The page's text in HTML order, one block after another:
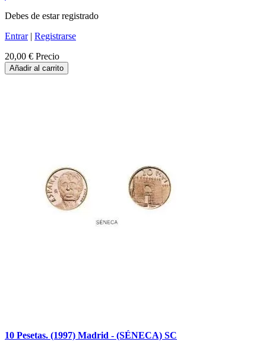
Debes de estar registrado
Entrar| Registrarse
20,00 € Precio
Añadir al carrito
10 Pesetas. (1997) Madrid - (SÉNECA) SC